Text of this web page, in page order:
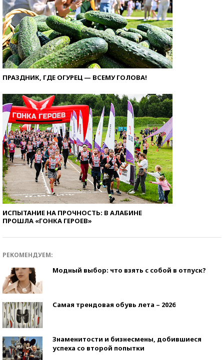
ПРАЗДНИК, ГДЕ ОГУРЕЦ — ВСЕМУ ГОЛОВА!
ИСПЫТАНИЕ НА ПРОЧНОСТЬ: В АЛАБИНЕ
ПРОШЛА «ГОНКА ГЕРОЕВ»
РЕКОМЕНДУЕМ:
Модный выбор: что взять с собой в отпуск?
Самая трендовая обувь лета – 2026
Знаменитости и бизнесмены, добившиеся
успеха со второй попытки